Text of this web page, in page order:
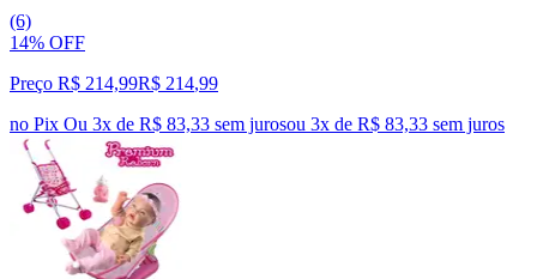
(6)
14% OFF
Preço R$ 214,99R$ 214,99
no Pix Ou 3x de R$ 83,33 sem jurosou 3x de R$ 83,33 sem juros